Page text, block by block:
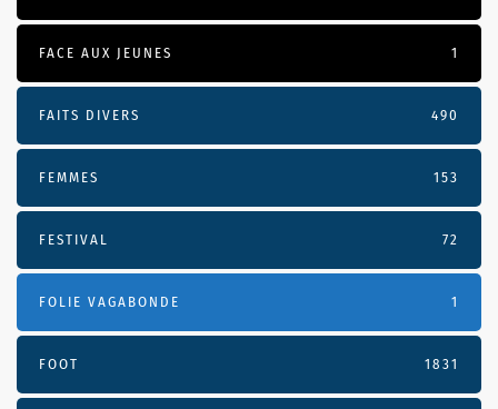
FACE AUX JEUNES 1
FAITS DIVERS 490
FEMMES 153
FESTIVAL 72
FOLIE VAGABONDE 1
FOOT 1831